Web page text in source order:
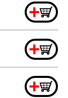
+
+
+